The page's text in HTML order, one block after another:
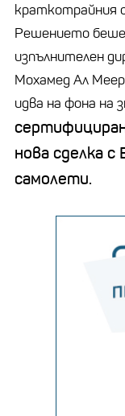
краткотрайния
Решението беше
изпълнителен
Мохамед Ал
идва на фона на
нова сделка
самолети.